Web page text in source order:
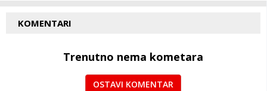
KOMENTARI
Trenutno nema kometara
OSTAVI KOMENTAR